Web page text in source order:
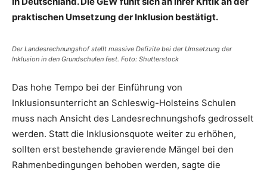
praktischen Umsetzung der Inklusion bestätigt.
Der Landesrechnungshof stellt massive Defizite bei der Umsetzung der
Inklusion in den Grundschulen fest. Foto: Shutterstock
Das hohe Tempo bei der Einführung von
Inklusionsunterricht an Schleswig-Holsteins Schulen
muss nach Ansicht des Landesrechnungshofs gedrosselt
werden. Statt die Inklusionsquote weiter zu erhöhen,
sollten erst bestehende gravierende Mängel bei den
Rahmenbedingungen behoben werden, sagte die